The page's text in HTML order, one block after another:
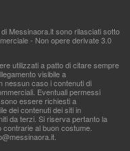
Messinaora.it sono rilasciati sotto
- Non opere derivate 3.0
utilizzati a patto di citare sempre
visibile a
nessun caso i contenuti di
Eventuali permessi
essere richiesti a
dei contenuti dei siti in
da terzi. Si riserva pertanto la
al buon costume.